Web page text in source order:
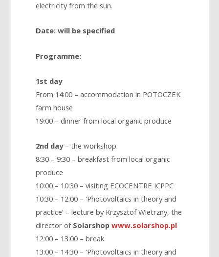
electricity from the sun.
Date: will be specified
Programme:
1st day
From 14:00 – accommodation in POTOCZEK
farm house
19:00 – dinner from local organic produce
2nd day– the workshop:
8:30 – 9:30 – breakfast from local organic
produce
10:00 – 10:30 – visiting ECOCENTRE ICPPC
10:30 – 12:00 – 'Photovoltaics in theory and
practice’ – lecture by Krzysztof Wietrzny, the
director of Solarshop www.solarshop.pl
12:00 – 13:00 – break
13:00 – 14:30 – 'Photovoltaics in theory and